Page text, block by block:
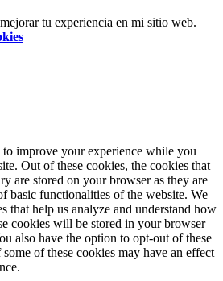
tu experiencia en mi sitio web.
to improve your experience while you
Out of these cookies, the cookies that
are stored on your browser as they are
basic functionalities of the website. We
that help us analyze and understand how
cookies will be stored in your browser
also have the option to opt-out of these
of these cookies may have an effect